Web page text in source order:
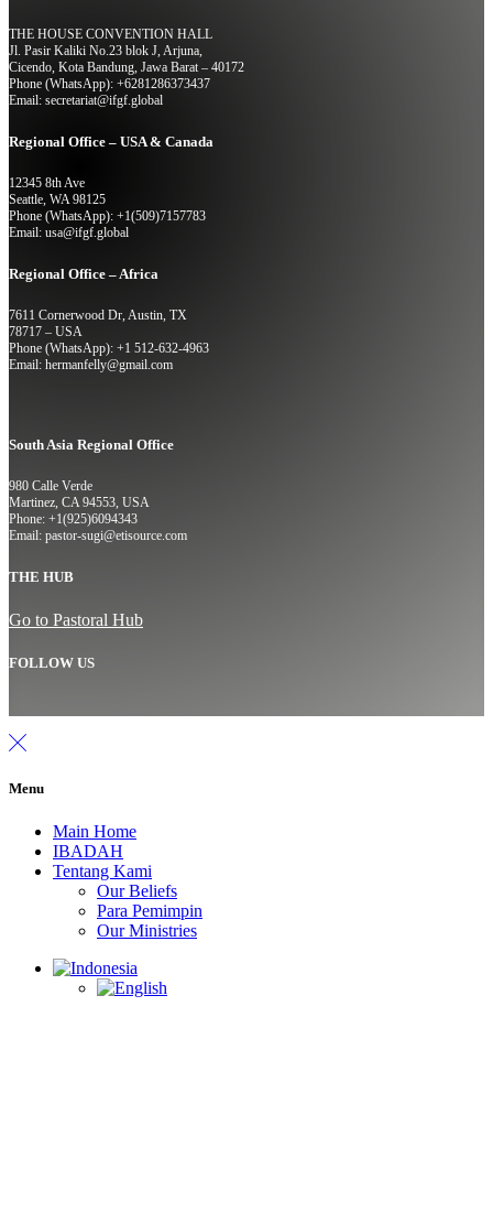
THE HOUSE CONVENTION HALL
Jl. Pasir Kaliki No.23 blok J, Arjuna,
Cicendo, Kota Bandung, Jawa Barat – 40172
Phone (WhatsApp): +6281286373437
Email: secretariat@ifgf.global
Regional Office – USA & Canada
12345 8th Ave
Seattle, WA 98125
Phone (WhatsApp): +1(509)7157783
Email: usa@ifgf.global
Regional Office – Africa
7611 Cornerwood Dr, Austin, TX
78717 – USA
Phone (WhatsApp): +1 512-632-4963
Email: hermanfelly@gmail.com
South Asia Regional Office
980 Calle Verde
Martinez, CA 94553, USA
Phone: +1(925)6094343
Email: pastor-sugi@etisource.com
THE HUB
Go to Pastoral Hub
FOLLOW US
Menu
Main Home
IBADAH
Tentang Kami
Our Beliefs
Para Pemimpin
Our Ministries